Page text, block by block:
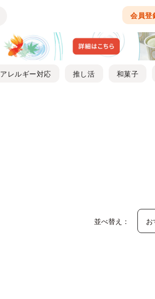
会員登
アレルギー対応 推し活 和菓子
並べ替え：